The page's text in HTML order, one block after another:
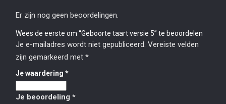
Er zijn nog geen beoordelingen.
Wees de eerste om “Geboorte taart versie 5” te beoordelen
Je e-mailadres wordt niet gepubliceerd. Vereiste velden
zijn gemarkeerd met *
Je waardering *
Je beoordeling *